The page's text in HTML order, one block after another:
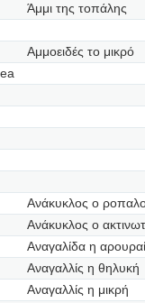
Άμμι της τοπάλης
Αμμοειδές το μικρό
Ανάκυκλος ο
Ανάκυκλος ο
Αναγαλίδα η
Αναγαλλίς η θηλυκή
Αναγαλλίς η μικρή